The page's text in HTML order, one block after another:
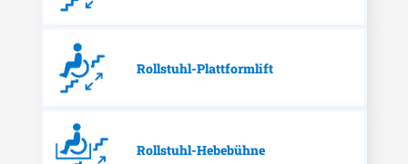
Rollstuhl-Plattformlift
Rollstuhl-Hebebühne